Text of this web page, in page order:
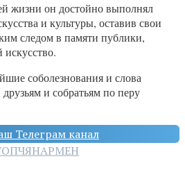
жизни он достойно выполнял
и культуры, оставив свои
следом в памяти публики,
соболезнования и слова
и собратьям по перу
Телеграм канал
АРМЕН